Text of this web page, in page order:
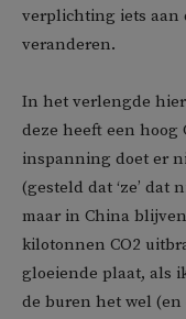
verplichting iets aan
veranderen.
In het verlengde
deze heeft een
inspanning doet er
(gesteld dat ‘ze’ dat
maar in China
kilotonnen CO2
gloeiende plaat, als
de buren het wel (en